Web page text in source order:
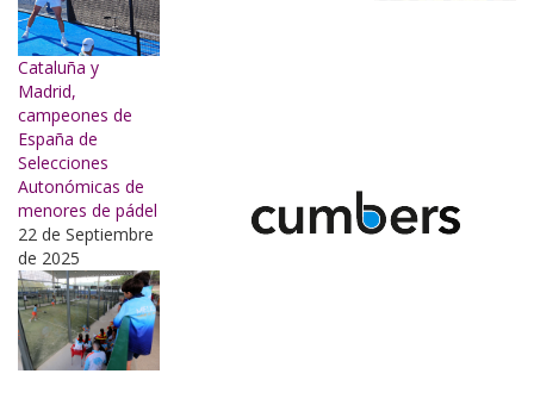
Cataluña y
Madrid,
campeones de
España de
Selecciones
Autonómicas de
menores de pádel
22 de Septiembre
de 2025